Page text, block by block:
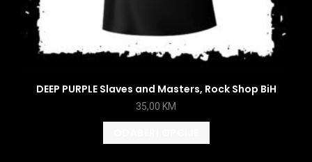
DEEP PURPLE Slaves and Masters, Rock Shop BiH
35,00 KM